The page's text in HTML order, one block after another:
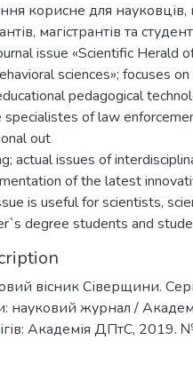
корисне для науковців,
магістрантів та
issue «Scientific Herald
sciences»; focuses
pedagogical
specialistes of law
out
actual issues of
of the latest
is useful for scientists,
degree students and
вісник Сіверщини.
науковий журнал /
Академія ДПтС, 2019.